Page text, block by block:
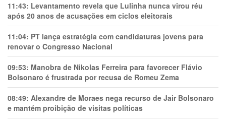
11:43: Levantamento revela que Lulinha nunca virou réu
após 20 anos de acusações em ciclos eleitorais
11:04: PT lança estratégia com candidaturas jovens para
renovar o Congresso Nacional
09:53: Manobra de Nikolas Ferreira para favorecer Flávio
Bolsonaro é frustrada por recusa de Romeu Zema
08:49: Alexandre de Moraes nega recurso de Jair Bolsonaro
e mantém proibição de visitas políticas